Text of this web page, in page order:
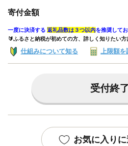
寄付金額
一度に決済する 返礼品数は３つ以内を推奨してお
🔰ふるさと納税が初めての方、詳しく知りたい方
仕組みについて知る 上限額
受付終了
お気に入り